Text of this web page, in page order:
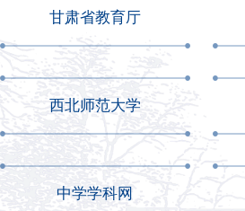
甘肃省教育厅
西北师范大学
中学学科网